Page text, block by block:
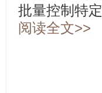
批量控制特
阅读全文>>